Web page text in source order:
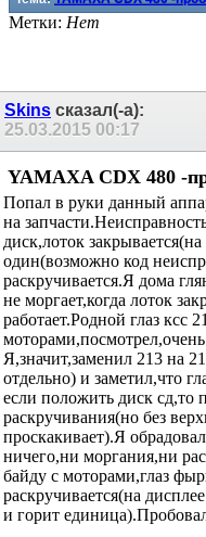
Метки: Нет
Skins сказал(-а):
25.03.2015 00:17
YAMAXA CDX 480 -
Попал в руки данный
взял на
диск,лоток
один(возможно код
раскручивается.Я дома
не моргает,когда лоток
работает.Родной глаз ксс
Я,значит,заменил 213 на
отдельно) и заметил,что
если положить диск сд,то
раскручивания(но без
проскакивает).Я
ничего,ни моргания,ни
байду с моторами,глаз
раскручивается(на
и горит